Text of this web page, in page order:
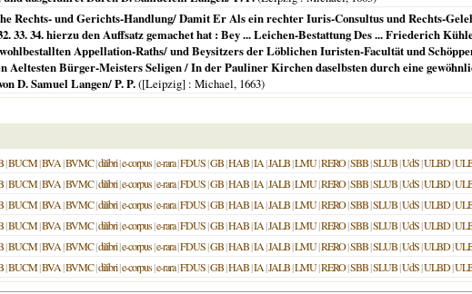
Rechts- und Gerichts-Handlung/ Damit Er Als ein rechter Iuris-Consultus und Rechts-
33. 34. hierzu den Auffsatz gemachet hat : Bey ... Leichen-Bestattung Des ... Friederich
Appellation-Raths/ und Beysitzers der Löblichen Iuristen-Facultät und
Aeltesten Bürger-Meisters Seligen / In der Pauliner Kirchen daselbsten durch eine
D. Samuel Langen/ P. P.([Leipzig] : Michael, 1663)
|BUCM|BVA|BVMC|dilibri|e-corpus|e-rara|FDUS|GB|HAB|IA|JALB|LMU|RERO|SBB|SLUB|UdS|ULBD|
|BUCM|BVA|BVMC|dilibri|e-corpus|e-rara|FDUS|GB|HAB|IA|JALB|LMU|RERO|SBB|SLUB|UdS|ULBD|
|BUCM|BVA|BVMC|dilibri|e-corpus|e-rara|FDUS|GB|HAB|IA|JALB|LMU|RERO|SBB|SLUB|UdS|ULBD|
|BUCM|BVA|BVMC|dilibri|e-corpus|e-rara|FDUS|GB|HAB|IA|JALB|LMU|RERO|SBB|SLUB|UdS|ULBD|
|BUCM|BVA|BVMC|dilibri|e-corpus|e-rara|FDUS|GB|HAB|IA|JALB|LMU|RERO|SBB|SLUB|UdS|ULBD|
|BUCM|BVA|BVMC|dilibri|e-corpus|e-rara|FDUS|GB|HAB|IA|JALB|LMU|RERO|SBB|SLUB|UdS|ULBD|